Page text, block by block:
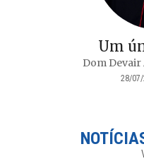
Um
Dom Devair
28/07/